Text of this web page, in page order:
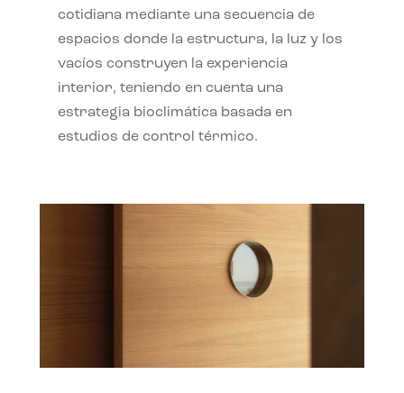
cotidiana mediante una secuencia de
espacios donde la estructura, la luz y los
vacíos construyen la experiencia
interior, teniendo en cuenta una
estrategia bioclimática basada en
estudios de control térmico.